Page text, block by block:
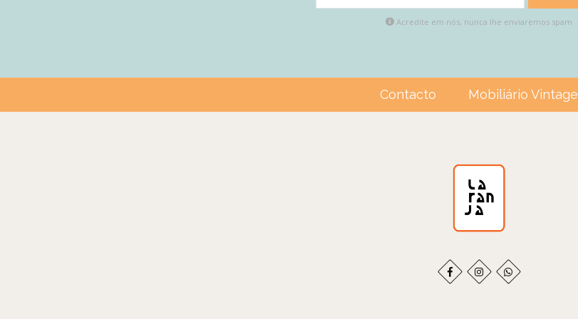
Acredite em nós, nunca lhe enviaremos spam
Contacto Mobiliário Vintage